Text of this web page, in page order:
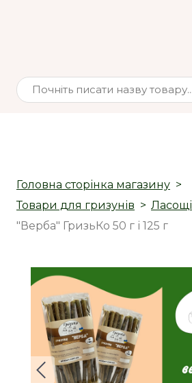
Головна сторінка магазину
Товари для гризунів
Ласощі
"Верба" ГризьКо 50 г і 125 г